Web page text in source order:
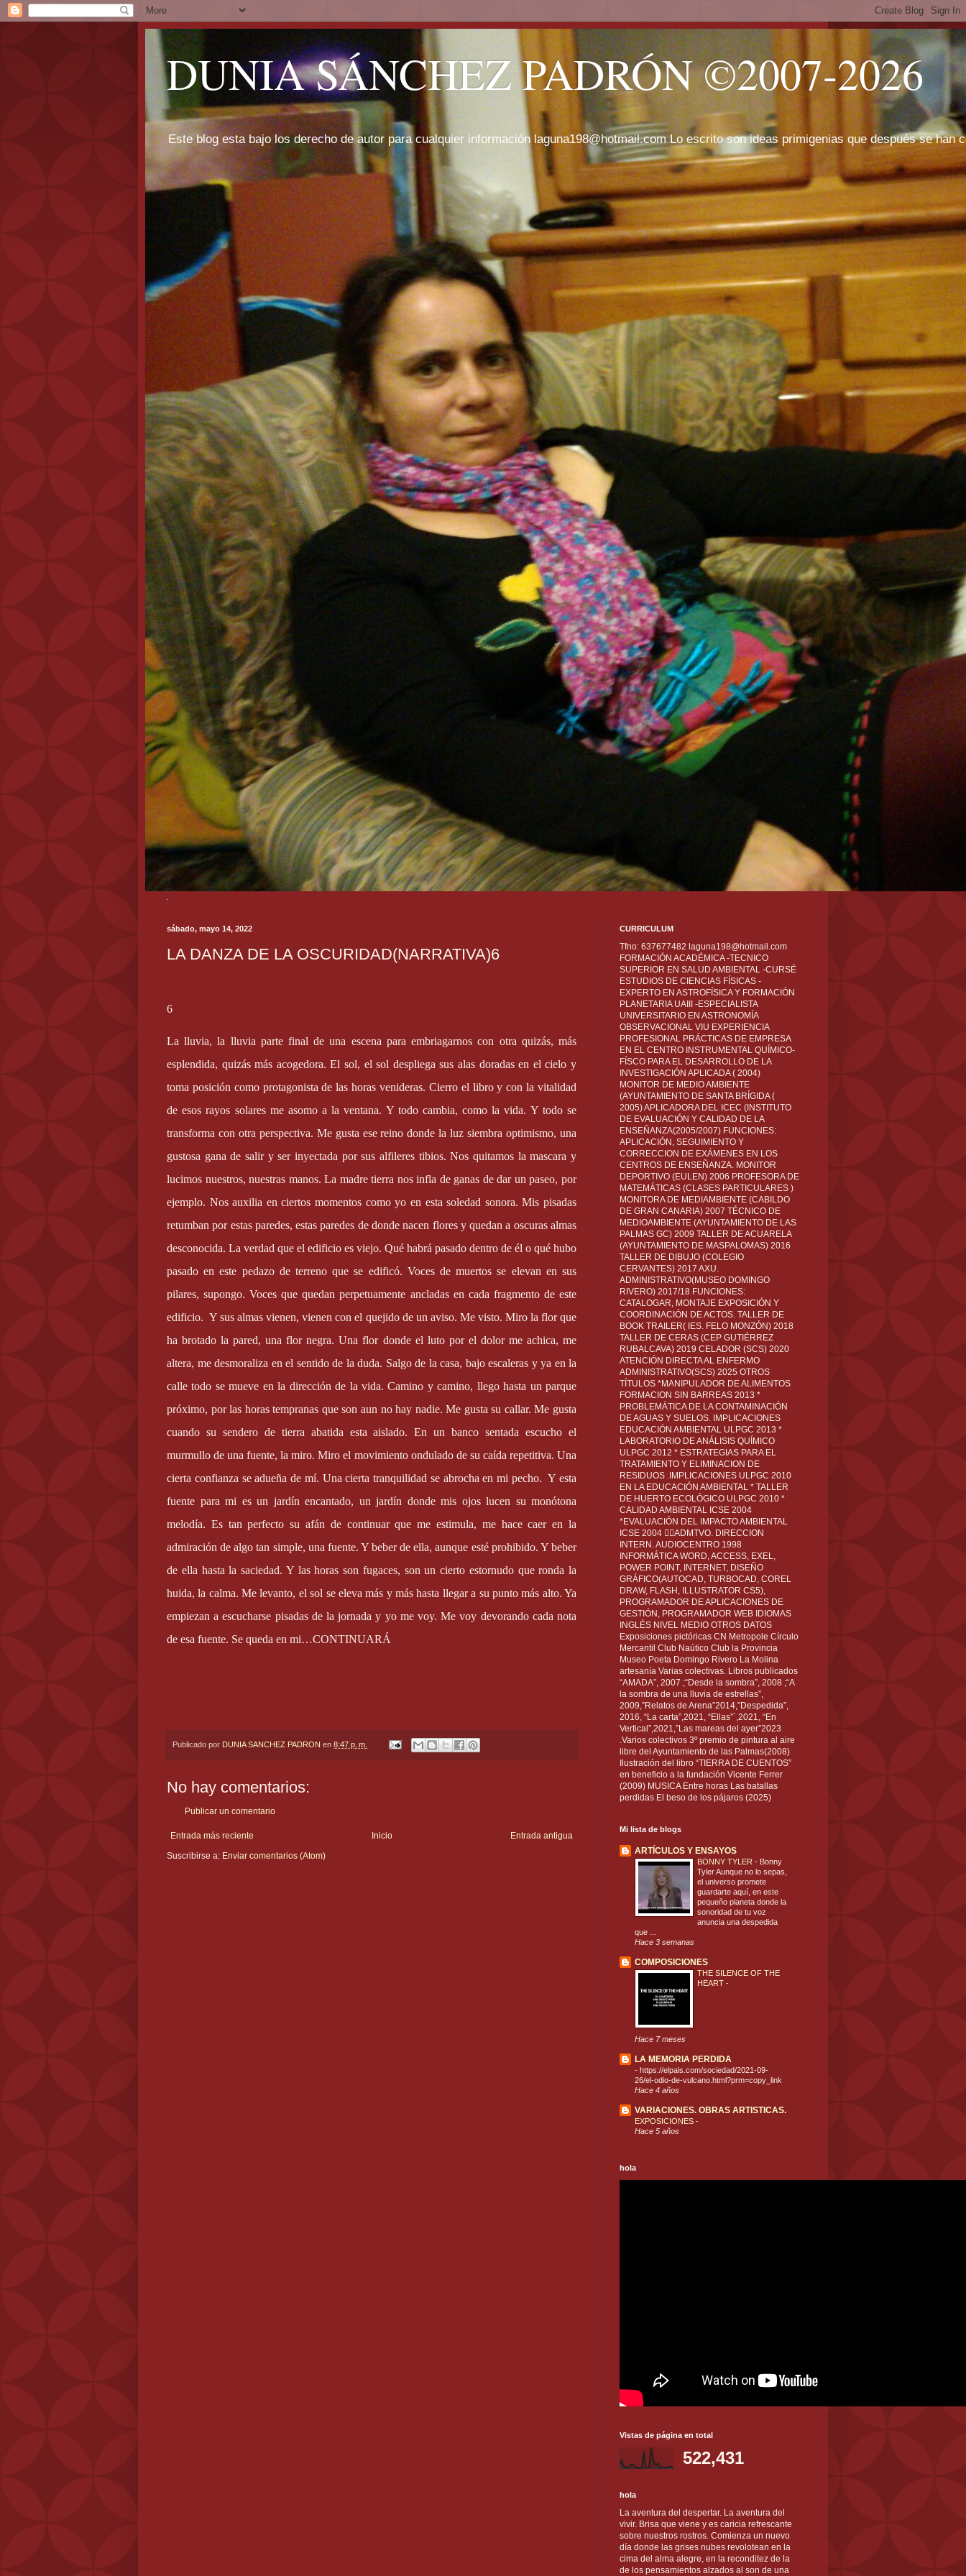
DUNIA SÁNCHEZ PADRÓN ©2007-2026
Este blog esta bajo los derecho de autor para cualquier información laguna198@hotmail.com Lo escrito son ideas primigenias que después se han
sábado, mayo 14, 2022
LA DANZA DE LA OSCURIDAD(NARRATIVA)6
6
La lluvia, la lluvia parte final de una escena para embriagarnos con otra quizás, más
esplendida, quizás más acogedora. El sol, el sol despliega sus alas doradas en el cielo y
toma posición como protagonista de las horas venideras. Cierro el libro y con la vitalidad
de esos rayos solares me asomo a la ventana. Y todo cambia, como la vida. Y todo se
transforma con otra perspectiva. Me gusta ese reino donde la luz siembra optimismo, una
gustosa gana de salir y ser inyectada por sus alfileres tibios. Nos quitamos la mascara y
lucimos nuestros, nuestras manos. La madre tierra nos infla de ganas de dar un paseo, por
ejemplo. Nos auxilia en ciertos momentos como yo en esta soledad sonora. Mis pisadas
retumban por estas paredes, estas paredes de donde nacen flores y quedan a oscuras almas
desconocida. La verdad que el edificio es viejo. Qué habrá pasado dentro de él o qué hubo
pasado en este pedazo de terreno que se edificó. Voces de muertos se elevan en sus
pilares, supongo. Voces que quedan perpetuamente ancladas en cada fragmento de este
edificio. Y sus almas vienen, vienen con el quejido de un aviso. Me visto. Miro la flor que
ha brotado la pared, una flor negra. Una flor donde el luto por el dolor me achica, me
altera, me desmoraliza en el sentido de la duda. Salgo de la casa, bajo escaleras y ya en la
calle todo se mueve en la dirección de la vida. Camino y camino, llego hasta un parque
próximo, por las horas tempranas que son aun no hay nadie. Me gusta su callar. Me gusta
cuando su sendero de tierra abatida esta aislado. En un banco sentada escucho el
murmullo de una fuente, la miro. Miro el movimiento ondulado de su caída repetitiva. Una
cierta confianza se adueña de mí. Una cierta tranquilidad se abrocha en mi pecho. Y esta
fuente para mi es un jardín encantado, un jardín donde mis ojos lucen su monótona
melodía. Es tan perfecto su afán de continuar que me estimula, me hace caer en la
admiración de algo tan simple, una fuente. Y beber de ella, aunque esté prohibido. Y beber
de ella hasta la saciedad. Y las horas son fugaces, son un cierto estornudo que ronda la
huida, la calma. Me levanto, el sol se eleva más y más hasta llegar a su punto más alto. Ya
empiezan a escucharse pisadas de la jornada y yo me voy. Me voy devorando cada nota
de esa fuente. Se queda en mi…CONTINUARÁ
Publicado por DUNIA SANCHEZ PADRON en 8:47 p. m.
No hay comentarios:
Publicar un comentario
Entrada más reciente Entrada antigua
Inicio
Suscribirse a: Enviar comentarios (Atom)
CURRICULUM
Tfno: 637677482 laguna198@hotmail.com
FORMACIÓN ACADÉMICA -TECNICO
SUPERIOR EN SALUD AMBIENTAL -CURSÉ
ESTUDIOS DE CIENCIAS FÍSICAS -
EXPERTO EN ASTROFÍSICA Y FORMACIÓN
PLANETARIA UAIII -ESPECIALISTA
UNIVERSITARIO EN ASTRONOMÍA
OBSERVACIONAL VIU EXPERIENCIA
PROFESIONAL PRÁCTICAS DE EMPRESA
EN EL CENTRO INSTRUMENTAL QUÍMICO-
FÍSCO PARA EL DESARROLLO DE LA
INVESTIGACIÓN APLICADA ( 2004)
MONITOR DE MEDIO AMBIENTE
(AYUNTAMIENTO DE SANTA BRÍGIDA (
2005) APLICADORA DEL ICEC (INSTITUTO
DE EVALUACIÓN Y CALIDAD DE LA
ENSEÑANZA(2005/2007) FUNCIONES:
APLICACIÓN, SEGUIMIENTO Y
CORRECCION DE EXÁMENES EN LOS
CENTROS DE ENSEÑANZA. MONITOR
DEPORTIVO (EULEN) 2006 PROFESORA DE
MATEMÁTICAS (CLASES PARTICULARES )
MONITORA DE MEDIAMBIENTE (CABILDO
DE GRAN CANARIA) 2007 TÉCNICO DE
MEDIOAMBIENTE (AYUNTAMIENTO DE LAS
PALMAS GC) 2009 TALLER DE ACUARELA
(AYUNTAMIENTO DE MASPALOMAS) 2016
TALLER DE DIBUJO (COLEGIO
CERVANTES) 2017 AXU.
ADMINISTRATIVO(MUSEO DOMINGO
RIVERO) 2017/18 FUNCIONES:
CATALOGAR, MONTAJE EXPOSICIÓN Y
COORDINACIÓN DE ACTOS. TALLER DE
BOOK TRAILER( IES. FELO MONZÓN) 2018
TALLER DE CERAS (CEP GUTIÉRREZ
RUBALCAVA) 2019 CELADOR (SCS) 2020
ATENCIÓN DIRECTA AL ENFERMO
ADMINISTRATIVO(SCS) 2025 OTROS
TÍTULOS *MANIPULADOR DE ALIMENTOS
FORMACION SIN BARREAS 2013 *
PROBLEMÁTICA DE LA CONTAMINACIÓN
DE AGUAS Y SUELOS. IMPLICACIONES
EDUCACIÓN AMBIENTAL ULPGC 2013 *
LABORATORIO DE ANÁLISIS QUÍMICO
ULPGC 2012 * ESTRATEGIAS PARA EL
TRATAMIENTO Y ELIMINACION DE
RESIDUOS .IMPLICACIONES ULPGC 2010
EN LA EDUCACIÓN AMBIENTAL * TALLER
DE HUERTO ECOLÓGICO ULPGC 2010 *
CALIDAD AMBIENTAL ICSE 2004
*EVALUACIÓN DEL IMPACTO AMBIENTAL
ICSE 2004 ADMTVO. DIRECCION
INTERN. AUDIOCENTRO 1998
INFORMÁTICA WORD, ACCESS, EXEL,
POWER POINT, INTERNET, DISEÑO
GRÁFICO(AUTOCAD, TURBOCAD, COREL
DRAW, FLASH, ILLUSTRATOR CS5),
PROGRAMADOR DE APLICACIONES DE
GESTIÓN, PROGRAMADOR WEB IDIOMAS
INGLÉS NIVEL MEDIO OTROS DATOS
Exposiciones pictóricas CN Metropole Círculo
Mercantil Club Naútico Club la Provincia
Museo Poeta Domingo Rivero La Molina
artesanía Varias colectivas. Libros publicados
“AMADA”, 2007 ;“Desde la sombra”, 2008 ;“A
la sombra de una lluvia de estrellas”,
2009,”Relatos de Arena”2014,”Despedida”,
2016, “La carta”,2021, “Ellas”´,2021, “En
Vertical”,2021,”Las mareas del ayer”2023
.Varios colectivos 3º premio de pintura al aire
libre del Ayuntamiento de las Palmas(2008)
Ilustración del libro “TIERRA DE CUENTOS”
en beneficio a la fundación Vicente Ferrer
(2009) MUSICA Entre horas Las batallas
perdidas El beso de los pájaros (2025)
Mi lista de blogs
ARTÍCULOS Y ENSAYOS
BONNY TYLER - Bonny
Tyler Aunque no lo sepas,
el universo promete
guardarte aquí, en este
pequeño planeta donde la
sonoridad de tu voz
anuncia una despedida
que ...
Hace 3 semanas
COMPOSICIONES
THE SILENCE OF THE
HEART -
Hace 7 meses
LA MEMORIA PERDIDA
- https://elpais.com/sociedad/2021-09-
26/el-odio-de-vulcano.html?prm=copy_link
Hace 4 años
VARIACIONES. OBRAS ARTISTICAS.
EXPOSICIONES -
Hace 5 años
hola
Vistas de página en total
522,431
hola
La aventura del despertar. La aventura del
vivir. Brisa que viene y es caricia refrescante
sobre nuestros rostros. Comienza un nuevo
día donde las grises nubes revolotean en la
cima del alma alegre, en la reconditez de la
de los pensamientos alzados al son de una